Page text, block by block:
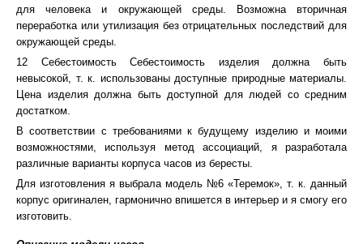
для человека и окружающей среды. Возможна вторичная
переработка или утилизация без отрицательных последствий для
окружающей среды.
12 Себестоимость Себестоимость изделия должна быть
невысокой, т. к. использованы доступные природные материалы.
Цена изделия должна быть доступной для людей со средним
достатком.
В соответствии с требованиями к будущему изделию и моими
возможностями, используя метод ассоциаций, я разработала
различные варианты корпуса часов из бересты.
Для изготовления я выбрала модель №6 «Теремок», т. к. данный
корпус оригинален, гармонично впишется в интерьер и я смогу его
изготовить.